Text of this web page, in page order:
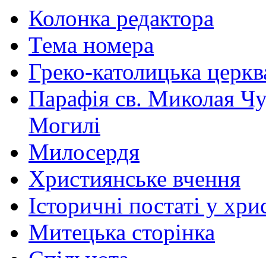
Колонка редактора
Тема номера
Греко-католицька
Парафія св. Миколая
Могилі
Милосердя
Християнське вчення
Історичні постаті у
Митецька сторінка